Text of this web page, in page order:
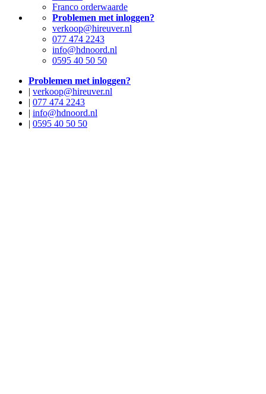
Franco orderwaarde
Problemen met inloggen?
verkoop@hireuver.nl
077 474 2243
info@hdnoord.nl
0595 40 50 50
Problemen met inloggen?
| verkoop@hireuver.nl
| 077 474 2243
| info@hdnoord.nl
| 0595 40 50 50